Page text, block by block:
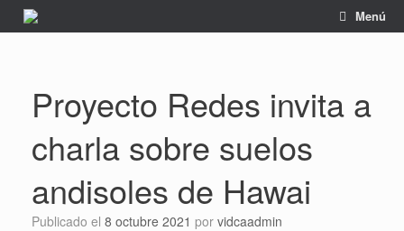
Saltar
Menú
Proyecto Redes invita a
charla sobre suelos
andisoles de Hawai
Publicado el 8 octubre 2021 por vidcaadmin